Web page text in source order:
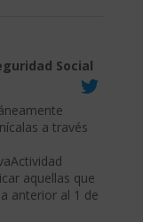
Social
a través
aquellas que
anterior al 1 de